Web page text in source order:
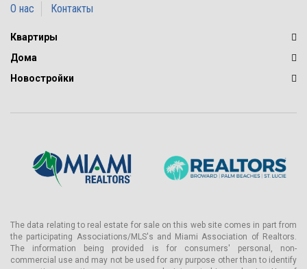
О нас Контакты
Квартиры
Дома
Новостройки
The data relating to real estate for sale on this web site comes in part from
the participating Associations/MLS's and Miami Association of Realtors.
The information being provided is for consumers' personal, non-
commercial use and may not be used for any purpose other than to identify